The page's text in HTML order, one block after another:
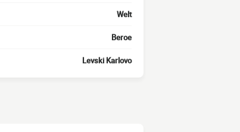
Welt
Beroe
Levski Karlovo